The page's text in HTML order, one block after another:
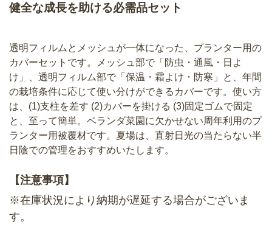
健全な成長を助ける必需品セット
透明フィルムとメッシュが一体になった、プランター用の
カバーセットです。メッシュ部で「防虫・通風・日よ
け」、透明フィルム部で「保温・霜よけ・防寒」と、年間
の栽培条件に応じて使い分けができるカバーです。使い方
は、(1)支柱を差す (2)カバーを掛ける (3)固定ゴムで固定
と、至って簡単。ベランダ菜園に欠かせない周年利用のプ
ランター用被覆材です。夏場は、直射日光の当たらない半
日陰での管理をおすすめいたします。
【注意事項】
※在庫状況により納期が遅延する場合がございま
す。